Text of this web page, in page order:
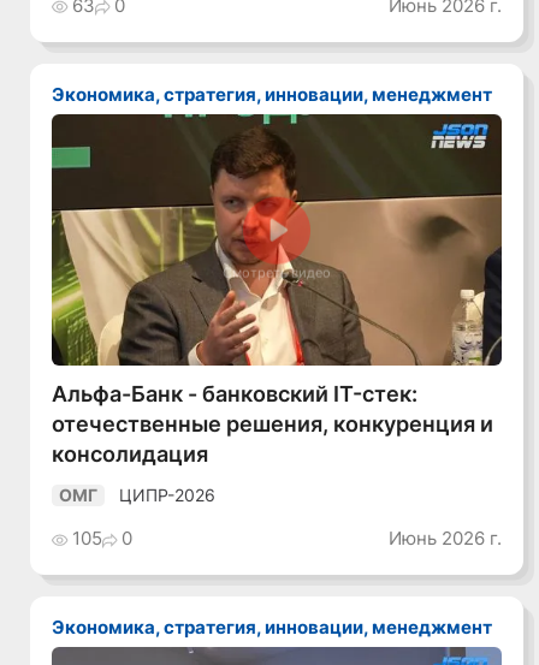
63 0 Июнь 2026 г.
Экономика, стратегия, инновации, менеджмент
Смотреть видео
Альфа-Банк - банковский IT-стек:
отечественные решения, конкуренция и
консолидация
ОМГ ЦИПР-2026
105 0 Июнь 2026 г.
Экономика, стратегия, инновации, менеджмент